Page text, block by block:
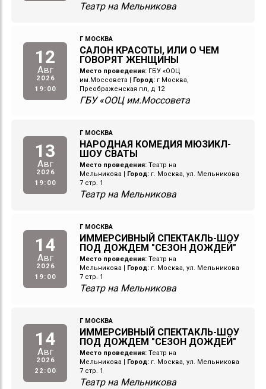
Театр на Мельникова
12
Авг
2026
19:00
Г МОСКВА
САЛОН КРАСОТЫ, ИЛИ О ЧЕМ
ГОВОРЯТ ЖЕНЩИНЫ
Место проведения: ГБУ «ООЦ
им.Моссовета
Город: г Москва,
Преображенская пл, д 12
ГБУ «ООЦ им.Моссовета
13
Авг
2026
19:00
Г МОСКВА
НАРОДНАЯ КОМЕДИЯ МЮЗИКЛ-
ШОУ СВАТЫ
Место проведения: Театр на
Мельникова
Город: г. Москва, ул. Мельникова
7 стр. 1
Театр на Мельникова
14
Авг
2026
19:00
Г МОСКВА
ИММЕРСИВНЫЙ СПЕКТАКЛЬ-ШОУ
ПОД ДОЖДЕМ "СЕЗОН ДОЖДЕЙ"
Место проведения: Театр на
Мельникова
Город: г. Москва, ул. Мельникова
7 стр. 1
Театр на Мельникова
14
Авг
2026
22:00
Г МОСКВА
ИММЕРСИВНЫЙ СПЕКТАКЛЬ-ШОУ
ПОД ДОЖДЕМ "СЕЗОН ДОЖДЕЙ"
Место проведения: Театр на
Мельникова
Город: г. Москва, ул. Мельникова
7 стр. 1
Театр на Мельникова